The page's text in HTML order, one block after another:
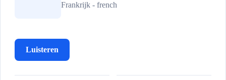
Frankrijk - french
Luisteren